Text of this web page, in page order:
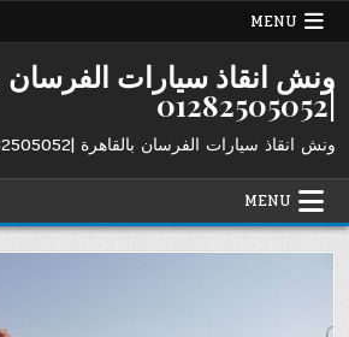
Skip
MENU
ونش انقاذ سيارات الفرسان
|01282505052
ونش انقاذ سيارات الفرسان بالقاهرة |01282505052
MENU